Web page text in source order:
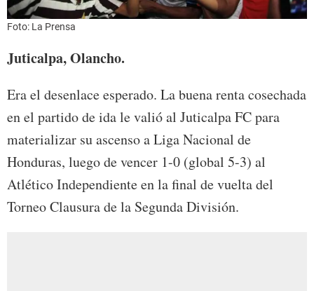
Foto: La Prensa
Juticalpa, Olancho.
Era el desenlace esperado. La buena renta cosechada
en el partido de ida le valió al Juticalpa FC para
materializar su ascenso a Liga Nacional de
Honduras, luego de vencer 1-0 (global 5-3) al
Atlético Independiente en la final de vuelta del
Torneo Clausura de la Segunda División.